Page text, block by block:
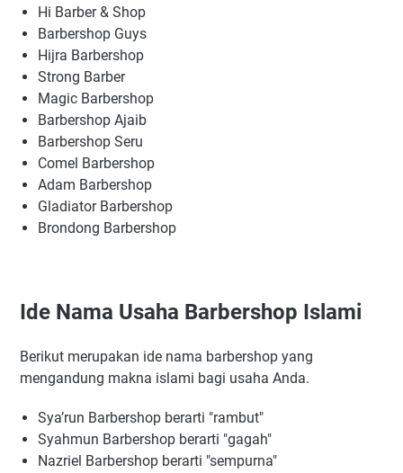
Hi Barber & Shop
Barbershop Guys
Hijra Barbershop
Strong Barber
Magic Barbershop
Barbershop Ajaib
Barbershop Seru
Comel Barbershop
Adam Barbershop
Gladiator Barbershop
Brondong Barbershop
Ide Nama Usaha Barbershop Islami
Berikut merupakan ide nama barbershop yang
mengandung makna islami bagi usaha Anda.
Sya’run Barbershop berarti "rambut"
Syahmun Barbershop berarti "gagah"
Nazriel Barbershop berarti "sempurna"